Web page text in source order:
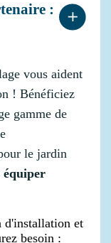
:
vous aident
! Bénéficiez
gamme de
le jardin
équiper
d'installation et
besoin :